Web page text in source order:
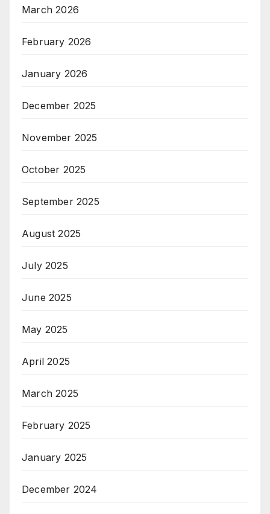
March 2026
February 2026
January 2026
December 2025
November 2025
October 2025
September 2025
August 2025
July 2025
June 2025
May 2025
April 2025
March 2025
February 2025
January 2025
December 2024